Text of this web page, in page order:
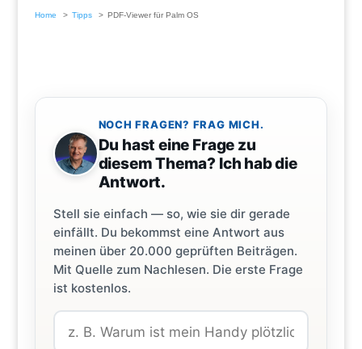
Home Tipps PDF-Viewer für Palm OS
NOCH FRAGEN? FRAG MICH.
Du hast eine Frage zu
diesem Thema? Ich hab die
Antwort.
Stell sie einfach — so, wie sie dir gerade
einfällt. Du bekommst eine Antwort aus
meinen über 20.000 geprüften Beiträgen.
Mit Quelle zum Nachlesen. Die erste Frage
ist kostenlos.